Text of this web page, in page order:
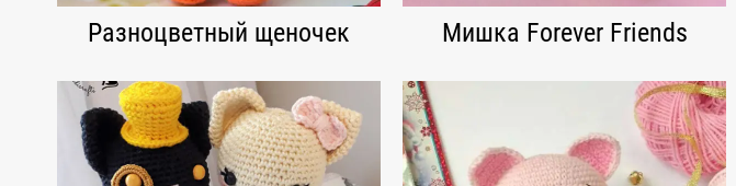
Разноцветный щеночек Мишка Forever Friends